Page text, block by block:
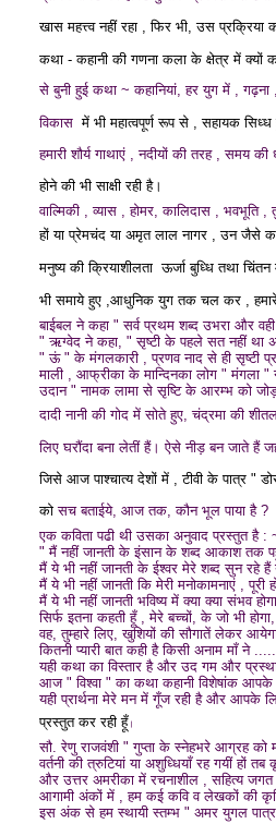
खास महत्त्वनहीं रहा , फिर भी, उस
कथा - कहानी कीगणना कला के क्षेत्र में क्यों
से बुनी हुईकथा ~ कहानियां, हर युग में ,
विकास में भी महात्वपूर्ण रूप से , सहायक
हमारी शौर्य गाथाएं , नदीयों की तरह , समय की
होने की भी साक्षी रही है।
वाल्मिकी , व्यास , होमर, कालिदास ,
हों या प्रेमचंद या अमृत लाल नागर , उन जैसे
मनुष्य की क्रियाशीलता ऊर्जा बुध्धि तथा
भी समाये हुए ,आधुनिक युग तक चल कर ,
बाईबल ने कहा " सर्व प्रथम शब्द उभरा और
" ऋग्वेद ने कहा, " सृष्टी के पहले सत नहीं था
" ऊं " के मंगलकारी , प्रणव नाद से ही सृष्टी
माली , आफ्रीका के मान्दिनका लोग " मंगला
उदान " नामक लामा से सृष्टि के आरम्भ को
दादी नानी की गोद में सोते हुए,चंद्रमा की
लिए घरौंदा बना लेतीं हैं। ऐसे नीड़ बन जाते हैं
जिसे आज पाश्चात्य देशों में , टीवी के पात्र "
कोसच बताईये, आज तक, कौन भूल पाया है ?
एक कविता पढी थी उसका अनुवाद प्रस्तुत है :
" मैं नहीं जानती के इंसान के शब्द आकाश तक
मैं ये भी नहीं जानती के ईश्वर मेरे शब्द सुन रहे हैं
मैं ये भी नहीं जानती कि मेरी मनोकामनाएं , पूरी
मैं ये भी नहीं जानती भविष्य में क्या क्या संभव होगा
सिर्फ इतना कहती हूँ , मेरे बच्चों, के जो भी होगा,
वह, तुम्हारे लिए, खुशियों की सौगातें लेकर
कितनी प्यारी बात कही है किसी अनाम माँ ने
यही कथा का विस्तार है और उद गम और
आज " विश्वा " का कथा कहानी विशेषांक
यही प्रार्थना मेरे मन में गूँज रही है और आपके
प्रस्तुत कर रही हूँ ।
सौ. रेणु राजवंशी " गुप्ता के स्नेहभरे आग्रह को
वर्तनी की त्रुटियां या अशुध्धियाँ रह गयीं हों
और उत्तर अमरीका में रचनाशील ,सहित्य
आगामी अंकों में , हम कई कवि व लेखकों की
इस अंक से हम स्थायी स्तम्भ " अमर युगल